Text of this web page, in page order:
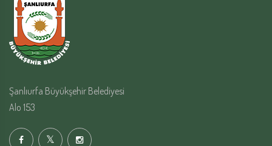
Şanlıurfa Büyükşehir Belediyesi
Alo 153